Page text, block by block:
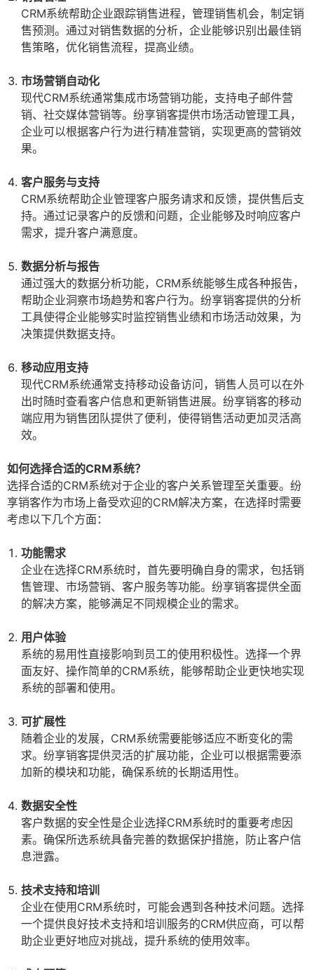
CRM系统帮助企业跟踪销售进程，管理销售机会，制定销
售预测。通过对销售数据的分析，企业能够识别出最佳销
售策略，优化销售流程，提高业绩。
市场营销自动化
现代CRM系统通常集成市场营销功能，支持电子邮件营
销、社交媒体营销等。纷享销客提供市场活动管理工具，
企业可以根据客户行为进行精准营销，实现更高的营销效
果。
客户服务与支持
CRM系统帮助企业管理客户服务请求和反馈，提供售后支
持。通过记录客户的反馈和问题，企业能够及时响应客户
需求，提升客户满意度。
数据分析与报告
通过强大的数据分析功能，CRM系统能够生成各种报告，
帮助企业洞察市场趋势和客户行为。纷享销客提供的分析
工具使得企业能够实时监控销售业绩和市场活动效果，为
决策提供数据支持。
移动应用支持
现代CRM系统通常支持移动设备访问，销售人员可以在外
出时随时查看客户信息和更新销售进展。纷享销客的移动
端应用为销售团队提供了便利，使得销售活动更加灵活高
效。
如何选择合适的CRM系统？
选择合适的CRM系统对于企业的客户关系管理至关重要。纷
享销客作为市场上备受欢迎的CRM解决方案，在选择时需要
考虑以下几个方面：
功能需求
企业在选择CRM系统时，首先要明确自身的需求，包括销
售管理、市场营销、客户服务等功能。纷享销客提供全面
的解决方案，能够满足不同规模企业的需求。
用户体验
系统的易用性直接影响到员工的使用积极性。选择一个界
面友好、操作简单的CRM系统，能够帮助企业更快地实现
系统的部署和使用。
可扩展性
随着企业的发展，CRM系统需要能够适应不断变化的需
求。纷享销客提供灵活的扩展功能，企业可以根据需要添
加新的模块和功能，确保系统的长期适用性。
数据安全性
客户数据的安全性是企业选择CRM系统时的重要考虑因
素。确保所选系统具备完善的数据保护措施，防止客户信
息泄露。
技术支持和培训
企业在使用CRM系统时，可能会遇到各种技术问题。选择
一个提供良好技术支持和培训服务的CRM供应商，可以帮
助企业更好地应对挑战，提升系统的使用效率。